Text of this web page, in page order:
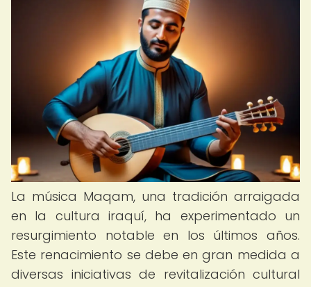
La música Maqam, una tradición arraigada
en la cultura iraquí, ha experimentado un
resurgimiento notable en los últimos años.
Este renacimiento se debe en gran medida a
diversas iniciativas de revitalización cultural